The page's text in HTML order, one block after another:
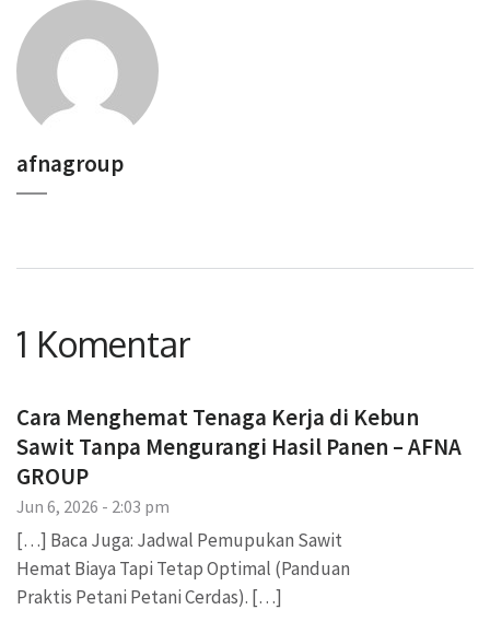
afnagroup
1 Komentar
Cara Menghemat Tenaga Kerja di Kebun
Sawit Tanpa Mengurangi Hasil Panen – AFNA
GROUP
Jun 6, 2026 - 2:03 pm
[…] Baca Juga: Jadwal Pemupukan Sawit
Hemat Biaya Tapi Tetap Optimal (Panduan
Praktis Petani Petani Cerdas). […]